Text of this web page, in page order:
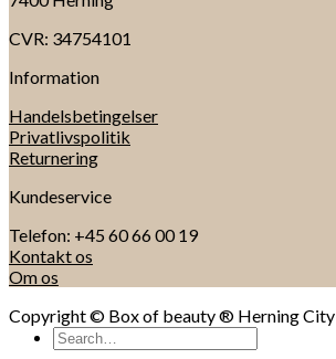
CVR: 34754101
Information
Handelsbetingelser
Privatlivspolitik
Returnering
Kundeservice
Telefon: +45 60 66 00 19
Kontakt os
Om os
Copyright © Box of beauty ® Herning City
Search